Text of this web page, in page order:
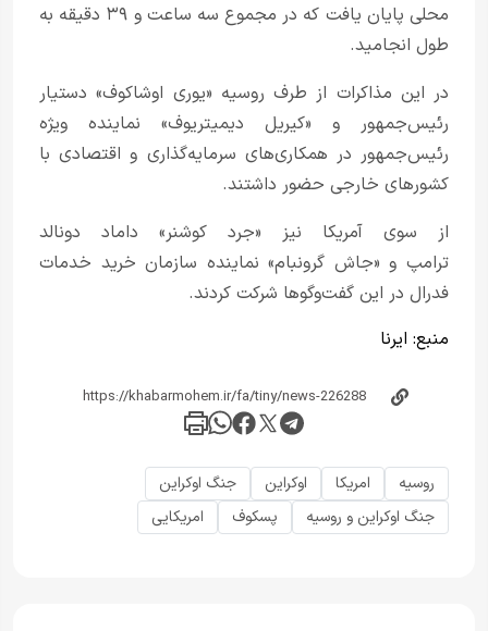
محلی پایان یافت که در مجموع سه ساعت و ۳۹ دقیقه به
طول انجامید.
در این مذاکرات از طرف روسیه «یوری اوشاکوف» دستیار
رئیس‌جمهور و «کیریل دیمیتریوف» نماینده ویژه
رئیس‌جمهور در همکاری‌های سرمایه‌گذاری و اقتصادی با
کشورهای خارجی حضور داشتند.
از سوی آمریکا نیز «جرد کوشنر» داماد دونالد
ترامپ و «جاش گرونبام» نماینده سازمان خرید خدمات
فدرال در این گفت‌وگوها شرکت کردند.
منبع: ایرنا
روسیه امریکا اوکراین
جنگ اوکراین
جنگ اوکراین و روسیه
پسکوف امریکایی